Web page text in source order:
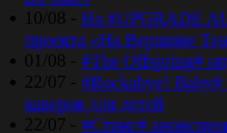
10/08 - На #UPGRADE
проекта «На Вершине
01/08 - #The Offspring#
22/07 - #Rockabye!
каверов для детей
22/07 - #Стинг#